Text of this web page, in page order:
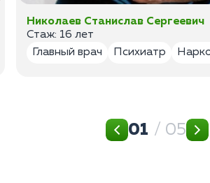
Николаев Станислав Сергеевич
Стаж: 16 лет
Главный врач
Психиатр
01 / 05